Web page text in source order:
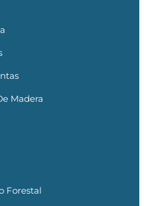
Madera
Forestal